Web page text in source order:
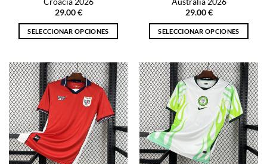
de
de
29.00€
SELECCIONAR OPCIONES
tiene
múltiples
variantes.
opciones
se
pueden
elegir
29.00€
SELECCIONAR OPCIONES
tiene
múltiples
variantes.
Las
opciones
se
pueden
elegir